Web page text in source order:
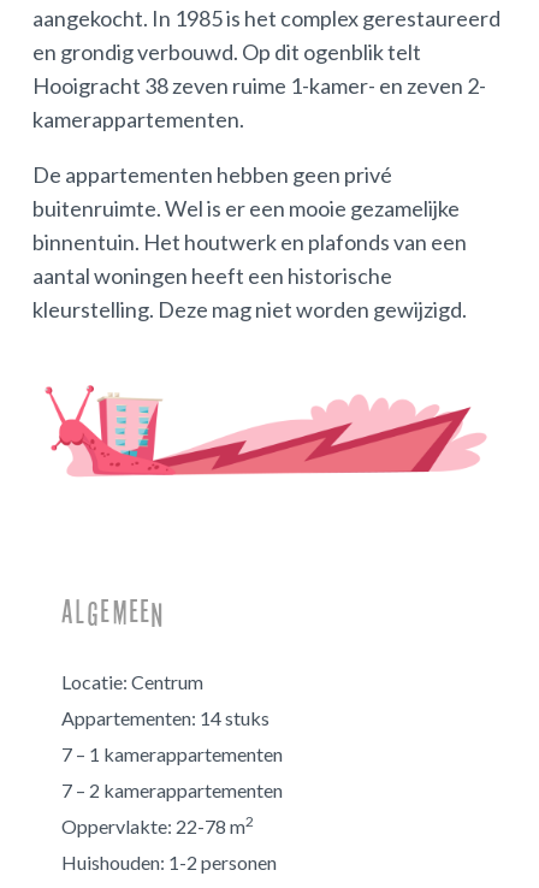
aangekocht. In 1985 is het complex gerestaureerd
en grondig verbouwd. Op dit ogenblik telt
Hooigracht 38 zeven ruime 1-kamer- en zeven 2-
kamerappartementen.
De appartementen hebben geen privé
buitenruimte. Wel is er een mooie gezamelijke
binnentuin. Het houtwerk en plafonds van een
aantal woningen heeft een historische
kleurstelling. Deze mag niet worden gewijzigd.
Algemeen
Locatie: Centrum
Appartementen: 14 stuks
7 – 1 kamerappartementen
7 – 2 kamerappartementen
Oppervlakte: 22-78 m2
Huishouden: 1-2 personen